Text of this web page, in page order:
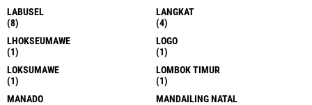
LABUSEL
(8)
LANGKAT
(4)
LHOKSEUMAWE
(1)
LOGO
(1)
LOKSUMAWE
(1)
LOMBOK TIMUR
(1)
MANADO
MANDAILING NATAL